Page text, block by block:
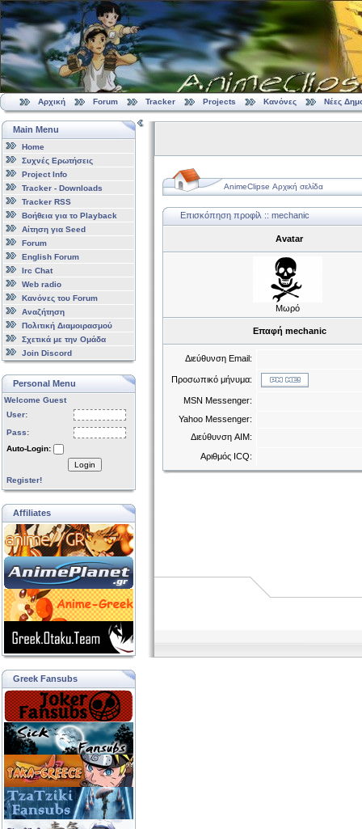
Αρχική Forum Tracker Projects Κανόνες Νέες
Main Menu
Home
Συχνές Ερωτήσεις
Project Info
Tracker - Downloads
Tracker RSS
Βοήθεια για το Playback
Αίτηση για Seed
Forum
English Forum
Irc Chat
Web radio
Κανόνες του Forum
Αναζήτηση
Πολιτική Διαμοιρασμού
Σχετικά με την Ομάδα
Join Discord
Personal Menu
Welcome Guest
User:
Pass:
Auto-Login:
Login
Register!
Affiliates
Greek Fansubs
AnimeClipse Αρχική σελίδα
Επισκόπηση προφίλ :: mechanic
Avatar
Μωρό
Επαφή mechanic
Διεύθυνση Email:
Προσωπικό μήνυμα:
MSN Messenger:
Yahoo Messenger:
Διεύθυνση AIM:
Αριθμός ICQ: